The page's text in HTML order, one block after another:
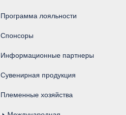
Программа лояльности
Спонсоры
Информационные партнеры
Сувенирная продукция
Племенные хозяйства